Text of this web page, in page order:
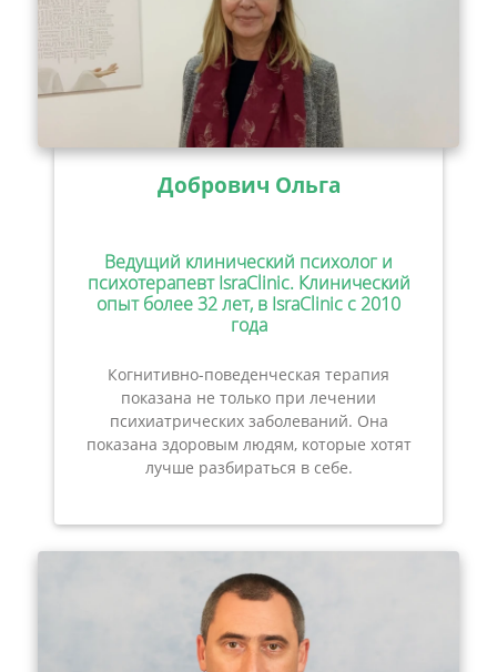
Добрович Ольга
Ведущий клинический психолог и
психотерапевт IsraClinic. Клинический
опыт более 32 лет, в IsraClinic с 2010
года
Когнитивно-поведенческая терапия
показана не только при лечении
психиатрических заболеваний. Она
показана здоровым людям, которые хотят
лучше разбираться в себе.